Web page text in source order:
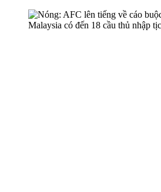
Malaysia có đến 18 cầu thủ nhập